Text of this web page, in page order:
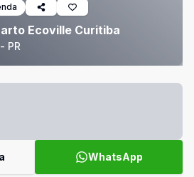
Ecoville Curitiba
PR
WhatsApp